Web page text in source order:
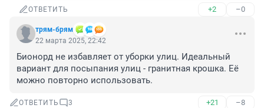
ОТВЕТИТЬ +2 –0
трям-брям
22 марта 2025, 22:42
Бионорд не избавляет от уборки улиц. Идеальный
вариант для посыпания улиц - гранитная крошка. Её
можно повторно использовать.
ОТВЕТИТЬ 3 +21 –8